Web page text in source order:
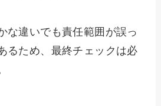
な違いでも責任範囲が誤っ
るため、最終チェックは必